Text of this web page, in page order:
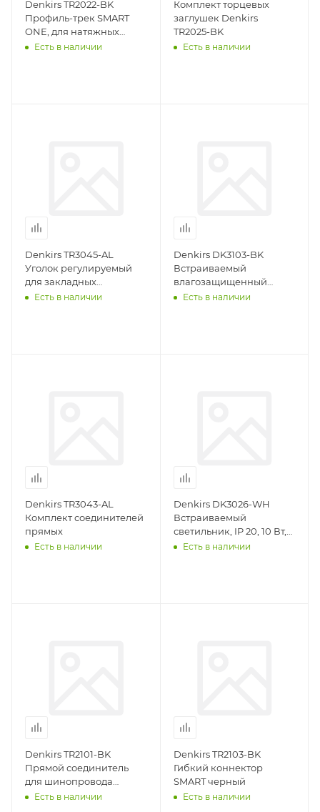
Denkirs TR2022-BK
Профиль-трек SMART
ONE, для натяжных
потолков, 2 м,
Есть в наличии
Комплект торцевых
заглушек Denkirs
TR2025-BK
Есть в наличии
Denkirs TR3045-AL
Уголок регулируемый
для закладных
профилей ( комплект 2
Есть в наличии
Denkirs DK3103-BK
Встраиваемый
влагозащищенный
светильник, IP65, до 10
Есть в наличии
Denkirs TR3043-AL
Комплект соединителей
прямых
Есть в наличии
Denkirs DK3026-WH
Встраиваемый
светильник, IP 20, 10 Вт,
GU5.3, LED, белый,
Есть в наличии
Denkirs TR2101-BK
Прямой соединитель
для шинопровода
SMART черный
Есть в наличии
Denkirs TR2103-BK
Гибкий коннектор
SMART черный
Есть в наличии